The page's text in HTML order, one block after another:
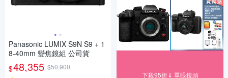
Panasonic LUMIX S9N S9 + 1
8-40mm 變焦鏡組 公司貨
$48,355 $50,900
下殺95折⇓ 單眼鏡頭